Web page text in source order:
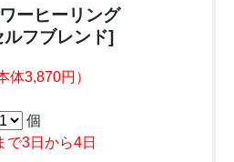
ーヒーリング
フブレンド]
体3,870円）
個
で3日から4日